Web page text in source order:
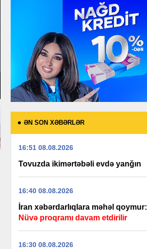
ƏN SON XƏBƏRLƏR
16:51 08.08.2026
Tovuzda ikimərtəbəli evdə yanğın
16:40 08.08.2026
İran xəbərdarlıqlara məhəl qoymur:
Nüvə proqramı davam etdirilir
16:30 08.08.2026